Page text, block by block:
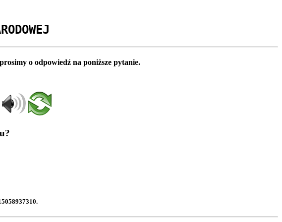
o odpowiedź na poniższe pytanie.
.